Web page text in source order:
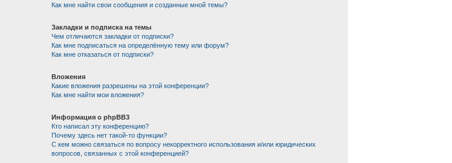
Как мне найти свои сообщения и созданные мной темы?
Закладки и подписка на темы
Чем отличаются закладки от подписки?
Как мне подписаться на определённую тему или форум?
Как мне отказаться от подписки?
Вложения
Какие вложения разрешены на этой конференции?
Как мне найти мои вложения?
Информация о phpBB3
Кто написал эту конференцию?
Почему здесь нет такой-то функции?
С кем можно связаться по вопросу некорректного использования и/или юридических
вопросов, связанных с этой конференцией?